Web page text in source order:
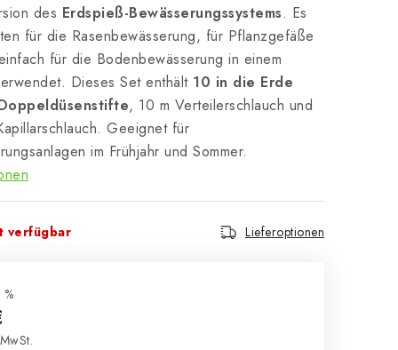
des Erdspieß-Bewässerungssystems. Es
für die Rasenbewässerung, für Pflanzgefäße
für die Bodenbewässerung in einem
Dieses Set enthält 10 in die Erde
, 10 m Verteilerschlauch und
Geeignet für
im Frühjahr und Sommer.
verfügbar Lieferoptionen